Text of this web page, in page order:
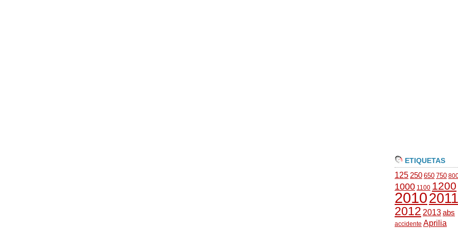
ETIQUETAS
125 250 650 750
1000 1100 1200
20102011
2012 2013abs
accidente Aprilia